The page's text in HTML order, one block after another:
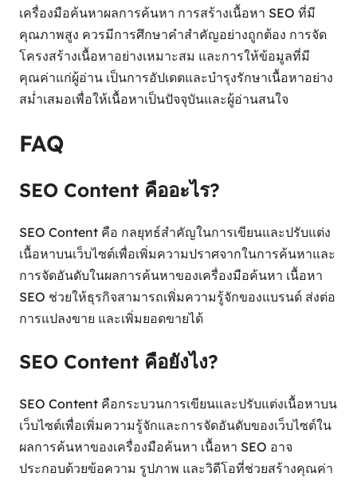
เครื่องมือค้นหาผลการค้นหา การสร้างเนื้อหา SEO ที่มี
คุณภาพสูง ควรมีการศึกษาคำสำคัญอย่างถูกต้อง การจัด
โครงสร้างเนื้อหาอย่างเหมาะสม และการให้ข้อมูลที่มี
คุณค่าแก่ผู้อ่าน เป็นการอัปเดตและบำรุงรักษาเนื้อหาอย่าง
สม่ำเสมอเพื่อให้เนื้อหาเป็นปัจจุบันและผู้อ่านสนใจ
FAQ
SEO Content คืออะไร?
SEO Content คือ กลยุทธ์สำคัญในการเขียนและปรับแต่ง
เนื้อหาบนเว็บไซต์เพื่อเพิ่มความปราศจากในการค้นหาและ
การจัดอันดับในผลการค้นหาของเครื่องมือค้นหา เนื้อหา
SEO ช่วยให้ธุรกิจสามารถเพิ่มความรู้จักของแบรนด์ ส่งต่อ
การแปลงขาย และเพิ่มยอดขายได้
SEO Content คือยังไง?
SEO Content คือกระบวนการเขียนและปรับแต่งเนื้อหาบน
เว็บไซต์เพื่อเพิ่มความรู้จักและการจัดอันดับของเว็บไซต์ใน
ผลการค้นหาของเครื่องมือค้นหา เนื้อหา SEO อาจ
ประกอบด้วยข้อความ รูปภาพ และวิดีโอที่ช่วยสร้างคุณค่า